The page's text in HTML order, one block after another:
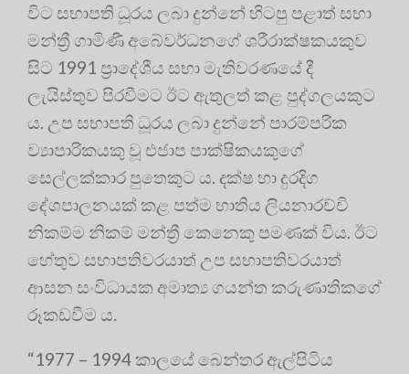
විට සභාපති ධූරය ලබා දුන්නේ හිටපු පළාත් සභා
මන්ත්‍රී ගාමිණී අබේවර්ධනගේ ශරීරාක්ෂකයකුව
සිට 1991 ප්‍රාදේශීය සභා මැතිවරණයේ දී
ලැයිස්තුව පිරවීමට ඊට ඇතුලත් කළ පුද්ගලයකුට
ය. උප සභාපති ධූරය ලබා දුන්නේ පාරම්පරික
ව්‍යාපාරිකයකු වූ එජාප පාක්ෂිකයකුගේ
සෙල්ලක්කාර පුතෙකුට ය. දක්ෂ හා දුරදිග
දේශපාලනයක් කළ පත්ම භාතිය ලියනාරච්චි
නිකම්ම නිකම් මන්ත්‍රී කෙනෙකු පමණක් විය. ඊට
හේතුව සභාපතිවරයාත් උප සභාපතිවරයාත්
ආසන සංවිධායක අමාත්‍ය ගයන්ත කරුණාතිකගේ
රූකඩවීම ය.
“1977 – 1994 කාලයේ බෙන්තර ඇල්පිටිය